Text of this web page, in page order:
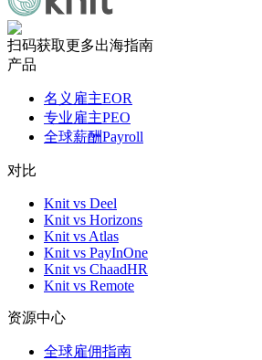
扫码获取更多出海指南
产品
名义雇主EOR
专业雇主PEO
全球薪酬Payroll
对比
Knit vs Deel
Knit vs Horizons
Knit vs Atlas
Knit vs PayInOne
Knit vs ChaadHR
Knit vs Remote
资源中心
全球雇佣指南